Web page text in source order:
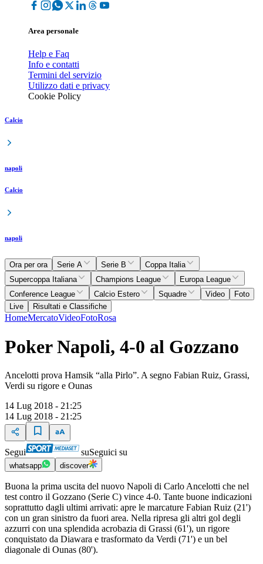
Area personale
Help e Faq
Info e contatti
Termini del servizio
Utilizzo dati e privacy
Cookie Policy
Calcio
napoli
Calcio
napoli
Ora per ora Serie A Serie B
Coppa Italia
Supercoppa Italiana
Champions League
Europa League
Conference League
Calcio Estero Squadre Video
Foto
Live
Risultati e Classifiche
HomeMercatoVideoFotoRosa
Poker Napoli, 4-0 al Gozzano
Ancelotti prova Hamsik “alla Pirlo”. A segno Fabian Ruiz, Grassi,
Verdi su rigore e Ounas
14 Lug 2018 - 21:25
14 Lug 2018 - 21:25
Segui suSeguici su
whatsapp discover
Buona la prima uscita del nuovo Napoli di Carlo Ancelotti che nel
test contro il Gozzano (Serie C) vince 4-0. Tante buone indicazioni
soprattutto dagli ultimi arrivati: apre le marcature Fabian Ruiz (21')
con un gran sinistro da fuori area. Nella ripresa gli altri gol degli
azzurri con una splendida acrobazia di Grassi (61'), un rigore
conquistato da Diawara e trasformato da Verdi (71') e un bel
diagonale di Ounas (80').